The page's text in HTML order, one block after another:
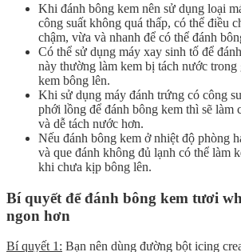
Khi đánh bông kem nên sử dụng loại
công suất không quá thấp, có thể điều
chậm, vừa và nhanh để có thể đánh
Có thể sử dụng máy xay sinh tố để
này thường làm kem bị tách nước
kem bông lên.
Khi sử dụng máy đánh trứng có công
phới lồng để đánh bông kem thì sẽ làm
và dễ tách nước hơn.
Nếu đánh bông kem ở nhiệt độ phòng
và que đánh không đủ lạnh có thể làm
khi chưa kịp bông lên.
Bí quyết để đánh bông kem tươi
ngon hơn
Bí quyết 1: Bạn nên dùng đường bột icing